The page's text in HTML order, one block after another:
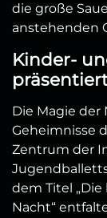
die große
anstehenden
Kinder-
Die Magie der
Geheimnisse
Zentrum der
dem Titel
Nacht“